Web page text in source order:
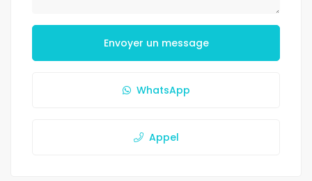
Envoyer un message
WhatsApp
Appel